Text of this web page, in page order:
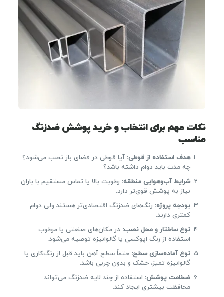
نکات مهم برای انتخاب و خرید پوشش ضدزنگ
مناسب
هدف استفاده از قوطی: آیا قوطی در فضای باز نصب می‌شود؟
چه مدت باید دوام داشته باشد؟
شرایط آب‌وهوایی منطقه: رطوبت بالا یا تماس مستقیم با باران
نیاز به پوشش قوی‌تر دارد.
بودجه پروژه: رنگ‌های ضدزنگ اقتصادی‌تر هستند ولی دوام
کمتری دارند.
نوع ساختار و محل نصب: در مکان‌های صنعتی یا مرطوب
استفاده از رنگ اپوکسی یا گالوانیزه توصیه می‌شود.
نوع آماده‌سازی سطح: حتماً سطح آهن باید قبل از رنگ‌کاری یا
گالوانیزه تمیز، خشک و بدون چربی باشد.
ضخامت پوشش: استفاده از چند لایه ضدزنگ می‌تواند
محافظت بیشتری ایجاد کند.